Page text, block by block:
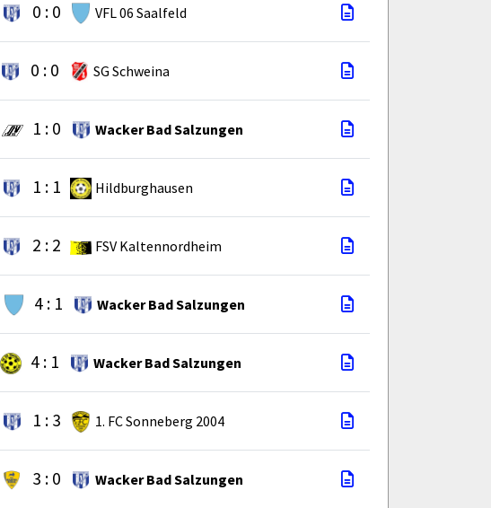
0 : 0 VFL 06 Saalfeld
0 : 0 SG Schweina
1 : 0 Wacker Bad Salzungen
1 : 1 Hildburghausen
2 : 2 FSV Kaltennordheim
4 : 1 Wacker Bad Salzungen
4 : 1 Wacker Bad Salzungen
1 : 3 1. FC Sonneberg 2004
3 : 0 Wacker Bad Salzungen